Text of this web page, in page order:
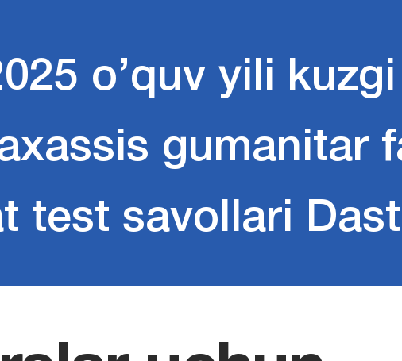
o’quv yili
gumanitar
test savollari